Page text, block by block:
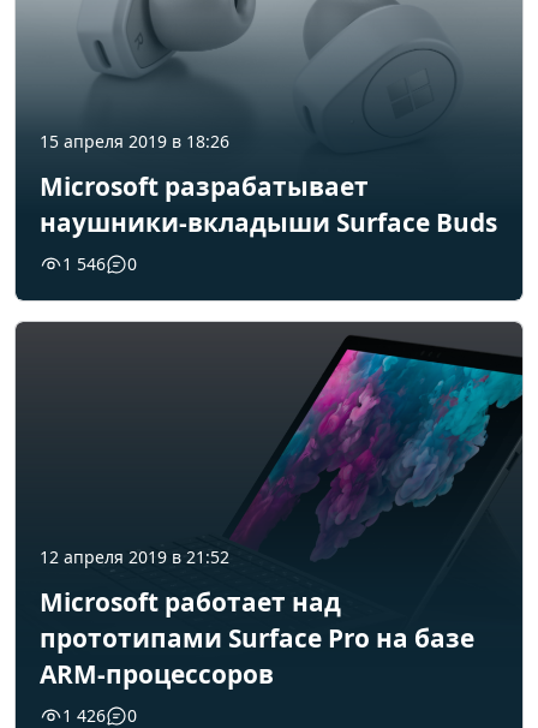
15 апреля 2019 в 18:26
Microsoft разрабатывает
наушники-вкладыши Surface Buds
1 546 0
12 апреля 2019 в 21:52
Microsoft работает над
прототипами Surface Pro на базе
ARM-процессоров
1 426 0